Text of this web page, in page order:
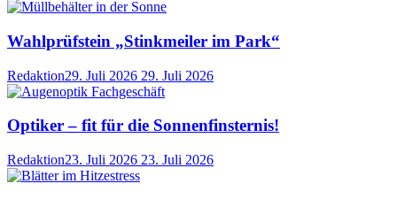
Wahlprüfstein „Stinkmeiler im Park“
Redaktion29. Juli 2026 29. Juli 2026
Optiker – fit für die Sonnenfinsternis!
Redaktion23. Juli 2026 23. Juli 2026